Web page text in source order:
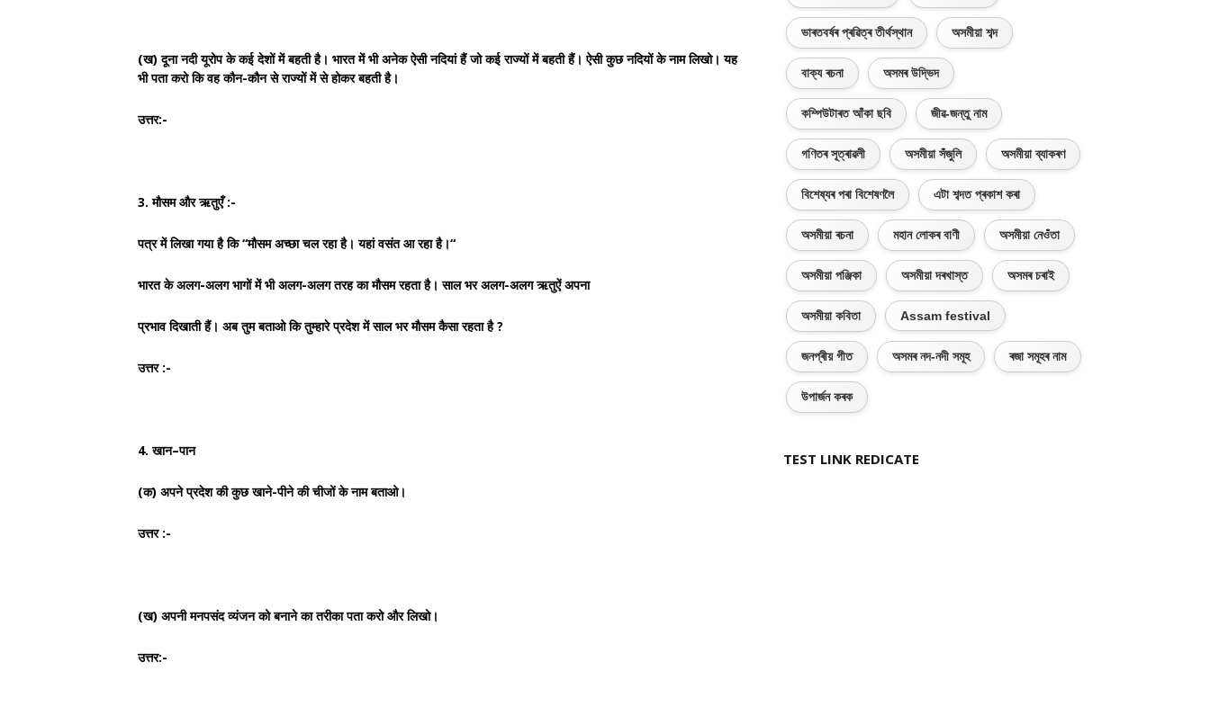
(ख) दूना नदी यूरोप के कई देशों में बहती है। भारत में भी अनेक ऐसी नदियां हैं जो कई राज्यों में बहती हैं। ऐसी कुछ नदियों के नाम लिखो। यह
भी पता करो कि वह कौन-कौन से राज्यों में से होकर बहती है।
उत्तर:-
3. मौसम और ऋतुएँ :-
पत्र में लिखा गया है कि “मौसम अच्छा चल रहा है। यहां वसंत आ रहा है।“
भारत के अलग-अलग भागों में भी अलग-अलग तरह का मौसम रहता है। साल भर अलग-अलग ऋतुऐं अपना
प्रभाव दिखाती हैं। अब तुम बताओ कि तुम्हारे प्रदेश में साल भर मौसम कैसा रहता है ?
उत्तर :-
4. खान–पान
(क) अपने प्रदेश की कुछ खाने-पीने की चीजों के नाम बताओ।
उत्तर :-
(ख) अपनी मनपसंद व्यंजन को बनाने का तरीका पता करो और लिखो।
उत्तर:-
ভাৰতবৰ্ষৰ প্ৰৱিত্ৰ তীৰ্থস্থান অসমীয়া শব্দ
বাক্য ৰচনা অসমৰ উদ্ভিদ
কম্পিউটাৰত আঁকা ছবি জীৱ-জন্তু নাম
গণিতৰ সূত্ৰাৱলী অসমীয়া সঁজুলি অসমীয়া ব্যাকৰণ
বিশেষ্যৰ পৰা বিশেষণলৈ এটা শব্দত প্ৰকাশ কৰা
অসমীয়া ৰচনা মহান লোকৰ বাণী অসমীয়া নেওঁতা
অসমীয়া পঞ্জিকা অসমীয়া দৰখাস্ত অসমৰ চৰাই
অসমীয়া কবিতা Assam festival
জনপ্ৰীয় গীত অসমৰ নদ-নদী সমূহ ৰজা সমূহৰ নাম
উপাৰ্জন কৰক
TEST LINK REDICATE